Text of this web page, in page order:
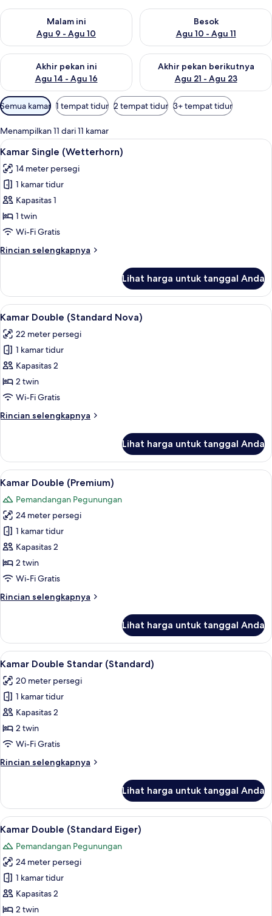
Malam ini
Agu 9 - Agu 10
Periksa ketersediaan untuk malam ini Agu 9 - Agu 10
Besok
Agu 10 - Agu 11
Periksa ketersediaan untuk
Akhir pekan ini
Agu 14 - Agu 16
Periksa ketersediaan untuk akhir pekan ini Agu 14 - Agu 16
Akhir pekan berikutnya
Agu 21 - Agu 23
Periksa ketersediaan untuk
Filter
tersedia
untuk
kamar
Semua kamar 1 tempat tidur 2 tempat tidur 3+ tempat tidur
Menampilkan 11 dari 11 kamar
Lihat
semua
foto
untuk
Kamar
Single
(Wetterhorn)
Kamar Single (Wetterhorn) | Seprai
9
Kamar Single (Wetterhorn)
14 meter persegi
1 kamar tidur
Kapasitas 1
1 twin
Wi-Fi Gratis
Rincian selengkapnya
Rincian
Kamar
Single
(Wetterhorn)
Lihat harga untuk tanggal Anda
Lihat
semua
foto
untuk
Kamar
Double
(Standard
Kamar Double (Standard Nova) |
13
Kamar Double (Standard Nova)
22 meter persegi
1 kamar tidur
Kapasitas 2
2 twin
Wi-Fi Gratis
Rincian selengkapnya
Rincian
Kamar
Double
(Standard
Lihat harga untuk tanggal Anda
Lihat
semua
foto
untuk
Kamar
Double
(Premium)
Kamar Double (Premium) | Seprai
14
Kamar Double (Premium)
Pemandangan Pegunungan
24 meter persegi
1 kamar tidur
Kapasitas 2
2 twin
Wi-Fi Gratis
Rincian selengkapnya
Rincian
Kamar
Double
(Premium)
Lihat harga untuk tanggal Anda
Lihat
semua
foto
untuk
Kamar
Double
Standar
Kamar Double Standar (Standard) |
5
Kamar Double Standar (Standard)
20 meter persegi
1 kamar tidur
Kapasitas 2
2 twin
Wi-Fi Gratis
Rincian selengkapnya
Rincian
Kamar
Double
Standar
Lihat harga untuk tanggal Anda
Lihat
semua
foto
untuk
Kamar
Double
(Standard
Kamar Double (Standard Eiger) |
10
Kamar Double (Standard Eiger)
Pemandangan Pegunungan
24 meter persegi
1 kamar tidur
Kapasitas 2
2 twin